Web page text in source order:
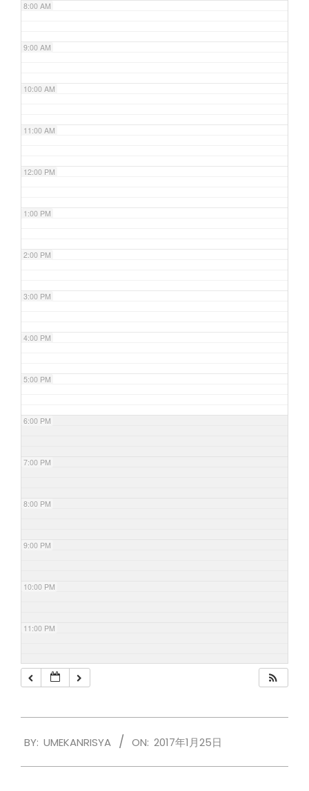
8:00 AM
9:00 AM
10:00 AM
11:00 AM
12:00 PM
1:00 PM
2:00 PM
3:00 PM
4:00 PM
5:00 PM
6:00 PM
7:00 PM
8:00 PM
9:00 PM
10:00 PM
11:00 PM
01-
BY: UMEKANRISYA ON: 2017年1月25日